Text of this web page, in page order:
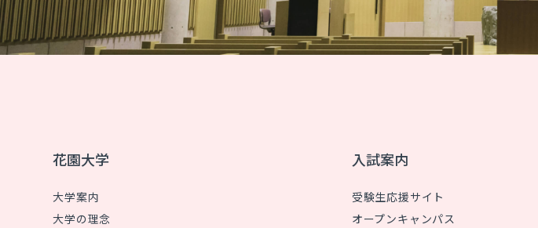
花園大学
大学案内
大学の理念
入試案内
受験生応援サイト
オープンキャンパス